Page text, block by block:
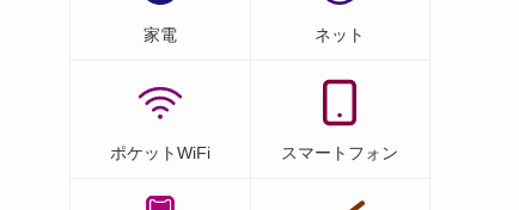
家電 ネット
ポケットWiFi スマートフォン